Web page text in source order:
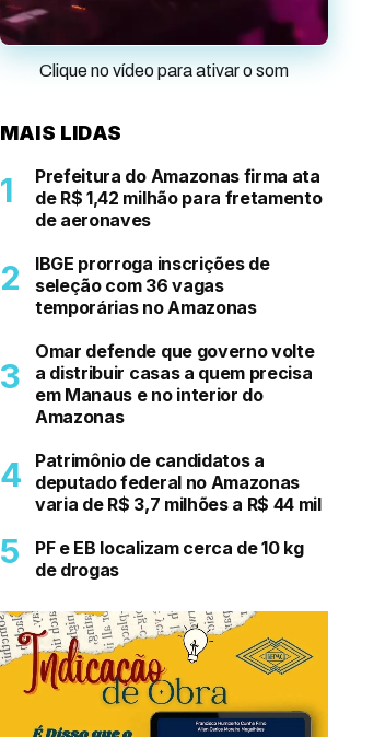
Clique no vídeo para ativar o som
MAIS LIDAS
Prefeitura do Amazonas firma ata
de R$ 1,42 milhão para fretamento
de aeronaves
IBGE prorroga inscrições de
seleção com 36 vagas
temporárias no Amazonas
Omar defende que governo volte
a distribuir casas a quem precisa
em Manaus e no interior do
Amazonas
Patrimônio de candidatos a
deputado federal no Amazonas
varia de R$ 3,7 milhões a R$ 44 mil
PF e EB localizam cerca de 10 kg
de drogas